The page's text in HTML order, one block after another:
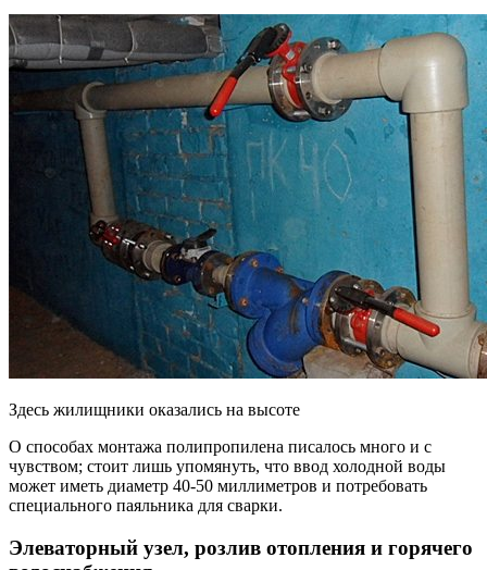
Здесь жилищники оказались на высоте
О способах монтажа полипропилена писалось много и с
чувством; стоит лишь упомянуть, что ввод холодной воды
может иметь диаметр 40-50 миллиметров и потребовать
специального паяльника для сварки.
Элеваторный узел, розлив отопления и горячего